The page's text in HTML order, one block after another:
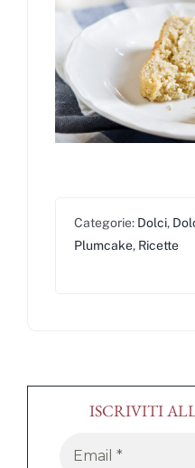
Categorie: Dolci,
Plumcake, Ricette
ISCRIVITI